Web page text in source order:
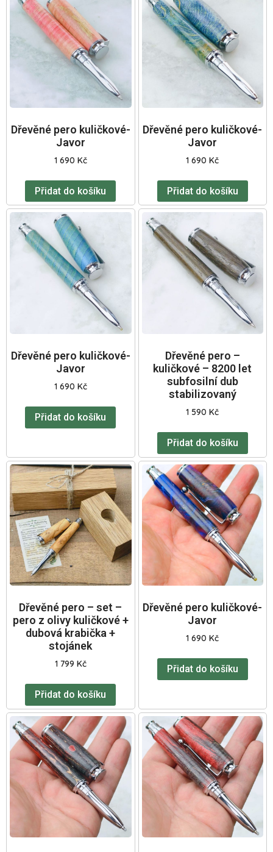
Dřevěné pero kuličkové-
Javor
1 690 Kč
Přidat do košíku
Dřevěné pero kuličkové-
Javor
1 690Kč
Přidat do košíku
Dřevěné pero kuličkové-
Javor
1 690 Kč
Přidat do košíku
Dřevěné pero –
kuličkové – 8200 let
subfosilní dub
stabilizovaný
1 590Kč
Přidat do košíku
Dřevěné pero – set –
pero z olivy kuličkové +
dubová krabička +
stojánek
1 799 Kč
Přidat do košíku
Dřevěné pero kuličkové-
Javor
1 690Kč
Přidat do košíku